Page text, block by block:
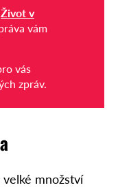
Život v
vám
vás
zpráv.
množství